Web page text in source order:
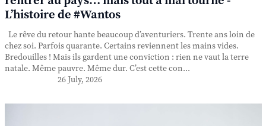
L’histoire de #Wantos
Le rêve du retour hante beaucoup d’aventuriers. Trente ans loin de
chez soi. Parfois quarante. Certains reviennent les mains vides.
Bredouilles ! Mais ils gardent une conviction : rien ne vaut la terre
natale. Même pauvre. Même dur. C’est cette con...
26 July, 2026